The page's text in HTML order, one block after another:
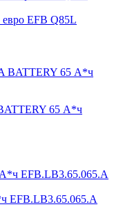
EFB Q85L
65 А*ч
EFB.LB3.65.065.A